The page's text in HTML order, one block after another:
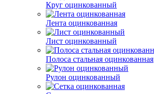
Круг оцинкованный
Лента оцинкованная
Лист оцинкованный
Полоса стальная оцинкованная
Рулон оцинкованный